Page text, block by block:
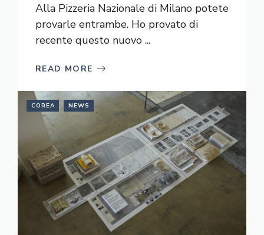
Alla Pizzeria Nazionale di Milano potete
provarle entrambe. Ho provato di
recente questo nuovo ...
READ MORE
COREA NEWS